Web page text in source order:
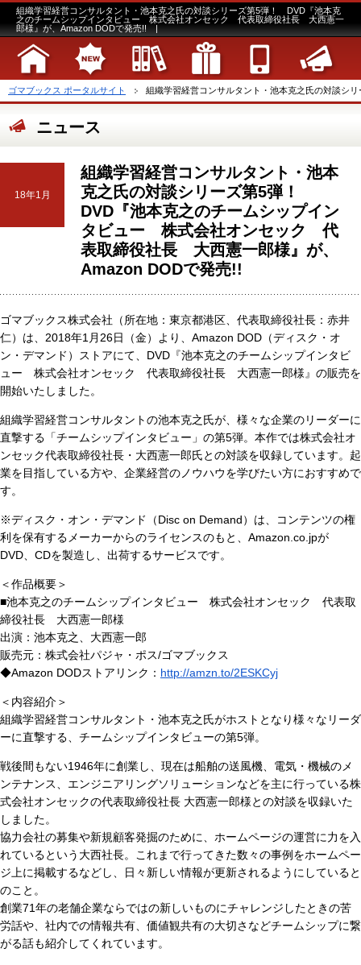
組織学習経営コンサルタント・池本克之氏の対談シリーズ第5弾！ DVD『池本克
之のチームシップインタビュー 株式会社オンセック 代表取締役社長 大西憲一
郎様』が、Amazon DODで発売!! |
ゴマブックス ポータルサイト 組織学習経営コンサルタント・池本克之氏の対談シ
ニュース
18年1月
組織学習経営コンサルタント・池本
克之氏の対談シリーズ第5弾！
DVD『池本克之のチームシップイン
タビュー 株式会社オンセック 代
表取締役社長 大西憲一郎様』が、
Amazon DODで発売!!
ゴマブックス株式会社（所在地：東京都港区、代表取締役社長：赤井
仁）は、2018年1月26日（金）より、Amazon DOD（ディスク・オ
ン・デマンド）ストアにて、DVD『池本克之のチームシップインタビ
ュー 株式会社オンセック 代表取締役社長 大西憲一郎様』の販売を
開始いたしました。
組織学習経営コンサルタントの池本克之氏が、様々な企業のリーダーに
直撃する「チームシップインタビュー」の第5弾。本作では株式会社オ
ンセック代表取締役社長・大西憲一郎氏との対談を収録しています。起
業を目指している方や、企業経営のノウハウを学びたい方におすすめで
す。
※ディスク・オン・デマンド（Disc on Demand）は、コンテンツの権
利を保有するメーカーからのライセンスのもと、Amazon.co.jpが
DVD、CDを製造し、出荷するサービスです。
＜作品概要＞
■池本克之のチームシップインタビュー 株式会社オンセック 代表取
締役社長 大西憲一郎様
出演：池本克之、大西憲一郎
販売元：株式会社パジャ・ポス/ゴマブックス
◆Amazon DODストアリンク： http://amzn.to/2ESKCyj
＜内容紹介＞
組織学習経営コンサルタント・池本克之氏がホストとなり様々なリーダ
ーに直撃する、チームシップインタビューの第5弾。
戦後間もない1946年に創業し、現在は船舶の送風機、電気・機械のメ
ンテナンス、エンジニアリングソリューションなどを主に行っている株
式会社オンセックの代表取締役社長 大西憲一郎様との対談を収録いた
しました。
協力会社の募集や新規顧客発掘のために、ホームページの運営に力を入
れているという大西社長。これまで行ってきた数々の事例をホームペー
ジ上に掲載するなどし、日々新しい情報が更新されるようにしていると
のこと。
創業71年の老舗企業ならではの新しいものにチャレンジしたときの苦
労話や、社内での情報共有、価値観共有の大切さなどチームシップに繋
がる話も紹介してくれています。